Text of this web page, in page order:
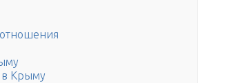
в Крыму